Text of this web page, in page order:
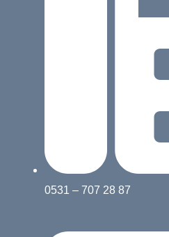
0531 – 707 28 87